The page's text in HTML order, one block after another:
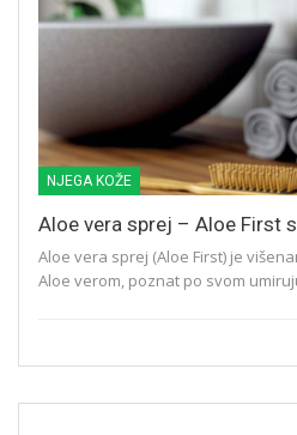
NJEGA KOŽE
Aloe vera sprej – Aloe First
Aloe vera sprej (Aloe First) je
Aloe verom, poznat po svom